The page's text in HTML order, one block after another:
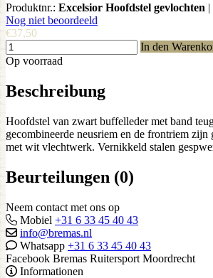
Produktnr.: Excelsior Hoofdstel gevlochten |
Nog niet beoordeeld
€37,50
In den
Op voorraad
Beschreibung
Hoofdstel van zwart buffelleder met band
gecombineerde neusriem en de frontriem zijn
met wit vlechtwerk. Vernikkeld stalen
Beurteilungen (0)
Neem contact met ons op
Mobiel +31 6 33 45 40 43
info@bremas.nl
Whatsapp +31 6 33 45 40 43
Facebook Bremas Ruitersport Moordrecht
Informationen